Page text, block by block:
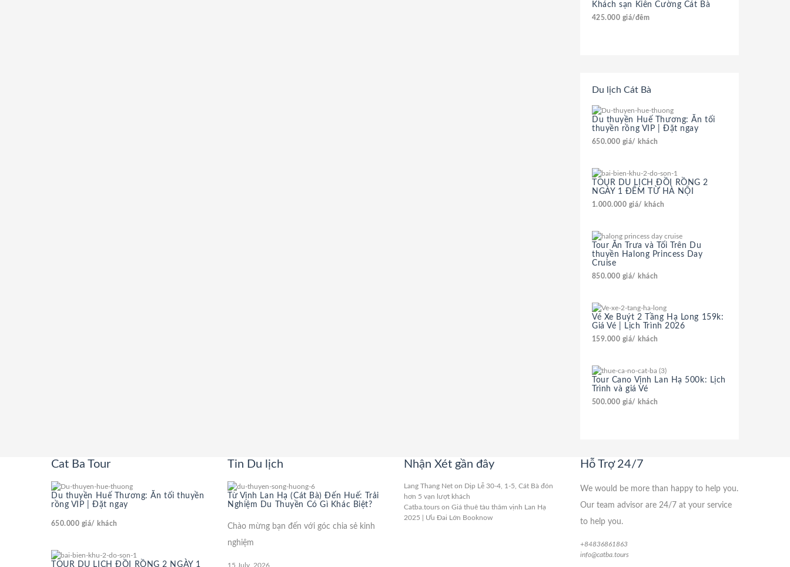
Khách sạn Kiên Cường Cát Bà
425.000 giá/đêm
Du lịch Cát Bà
Du thuyền Huế Thương: Ăn tối
thuyền rồng VIP | Đặt ngay
650.000 giá/ khách
TOUR DU LỊCH ĐỒI RỒNG 2
NGÀY 1 ĐÊM TỪ HÀ NỘI
1.000.000 giá/ khách
Tour Ăn Trưa và Tối Trên Du
thuyền Halong Princess Day
Cruise
850.000 giá/ khách
Vé Xe Buýt 2 Tầng Hạ Long 159k:
Giá Vé | Lịch Trình 2026
159.000 giá/ khách
Tour Cano Vịnh Lan Hạ 500k: Lịch
Trình và giá Vé
500.000 giá/ khách
Cat Ba Tour
Du thuyền Huế Thương: Ăn tối thuyền
rồng VIP | Đặt ngay
650.000 giá/ khách
TOUR DU LỊCH ĐỒI RỒNG 2 NGÀY 1
Tin Du lịch
Từ Vịnh Lan Hạ (Cát Bà) Đến Huế: Trải
Nghiệm Du Thuyền Có Gì Khác Biệt?
Chào mừng bạn đến với góc chia sẻ kinh
nghiệm
15 July, 2026
Nhận Xét gần đây
Lang Thang Net on Dịp Lễ 30-4, 1-5, Cát Bà đón
hơn 5 vạn lượt khách
Catba.tours on Giá thuê tàu thăm vịnh Lan Hạ
2025 | Ưu Đai Lớn Booknow
Hỗ Trợ 24/7
We would be more than happy to help you.
Our team advisor are 24/7 at your service
to help you.
+84836861863
info@catba.tours